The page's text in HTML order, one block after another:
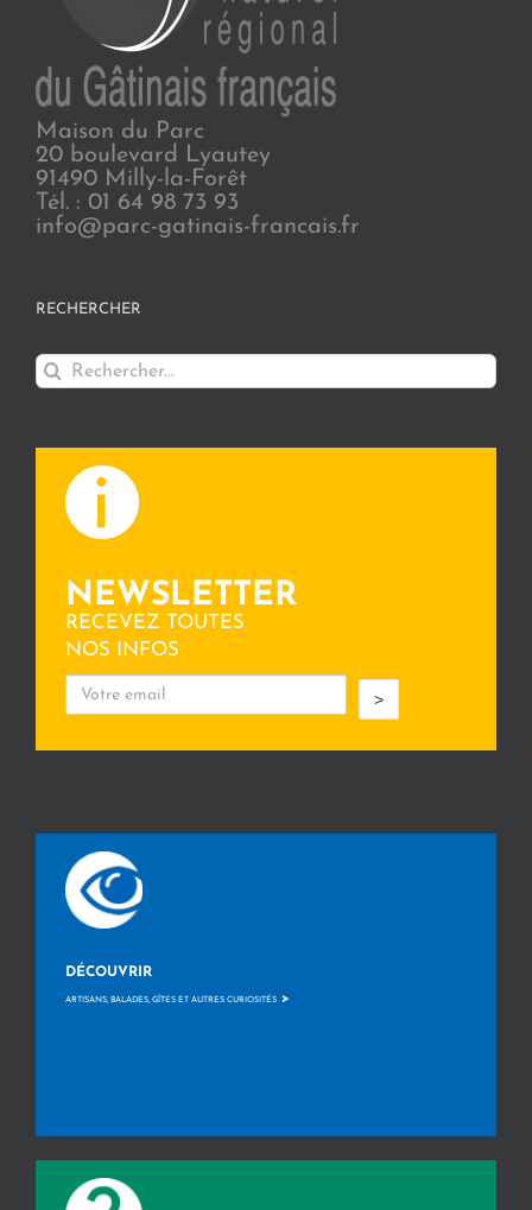
Maison du Parc
20 boulevard Lyautey
91490 Milly-la-Forêt
Tél. : 01 64 98 73 93
info@parc-gatinais-francais.fr
RECHERCHER
Rechercher:
NEWSLETTER
RECEVEZ TOUTES
NOS INFOS
>
DÉCOUVRIR
ARTISANS, BALADES, GÎTES ET AUTRES CURIOSITÉS >